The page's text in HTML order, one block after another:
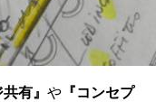
有』 や 『コンセプ